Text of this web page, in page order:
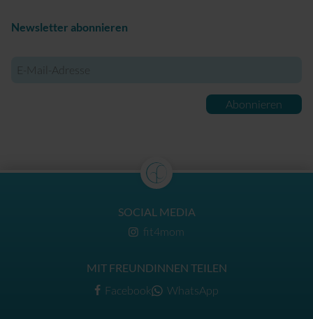
Newsletter abonnieren
Mail-
Abonnieren
SOCIAL MEDIA
fit4mom
MIT FREUNDINNEN TEILEN
Facebook
WhatsApp